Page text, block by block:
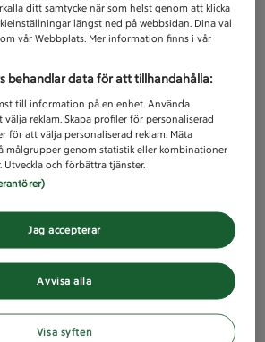
ditt samtycke när som helst genom att klicka
längst ned på webbsidan. Dina val
vår Webbplats. Mer information finns i vår
behandlar data för att tillhandahålla:
till information på en enhet. Använda
reklam. Skapa profiler för personaliserad
för att välja personaliserad reklam. Mäta
målgrupper genom statistik eller kombinationer
Utveckla och förbättra tjänster.
Avvisa alla
Jag accepterar
Visa syften